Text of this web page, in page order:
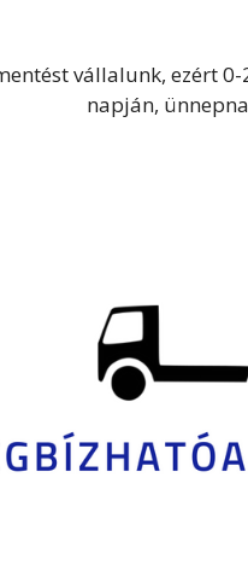
vállalunk, ezért
napján,